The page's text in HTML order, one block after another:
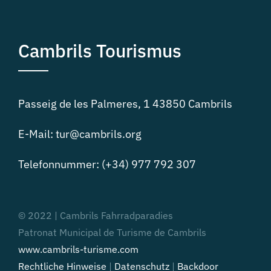
Darüber hinausverlieh Cambribike dem
entspannenden Reiz, indem es die
so ein rundum gelungenes Erlebnis für
Cambrils profitiert von einer strategisch
und ist dank hervorragender
Sonntag geöffnet sein wird.
Dieses kostenlose Angebot ermöglicht es
Cambrils Tourismus
Passeig de les Palmeres, 1 43850 Cambrils
E-Mail: tur@cambrils.org
Telefonnummer: (+34) 977 792 307
© 2022 | Cambrils Fahrradparadies
Patronat Municipal de Turisme de Cambrils
www.cambrils-turisme.com
Rechtliche Hinweise | Datenschutz | Backdoor